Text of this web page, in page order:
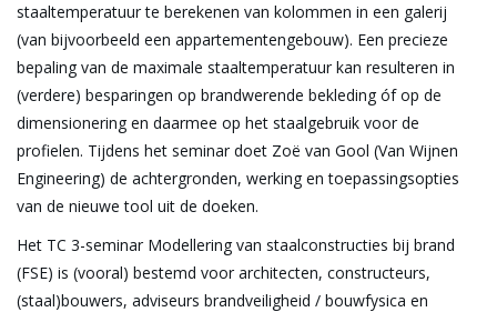
staaltemperatuur te berekenen van kolommen in een galerij
(van bijvoorbeeld een appartementengebouw). Een precieze
bepaling van de maximale staaltemperatuur kan resulteren in
(verdere) besparingen op brandwerende bekleding óf op de
dimensionering en daarmee op het staalgebruik voor de
profielen. Tijdens het seminar doet Zoë van Gool (Van Wijnen
Engineering) de achtergronden, werking en toepassingsopties
van de nieuwe tool uit de doeken.
Het TC 3-seminar Modellering van staalconstructies bij brand
(FSE) is (vooral) bestemd voor architecten, constructeurs,
(staal)bouwers, adviseurs brandveiligheid / bouwfysica en